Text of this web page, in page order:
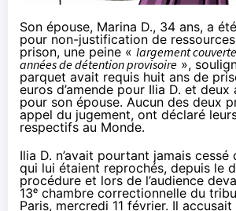
Son épouse, Marina D., 34 ans, a
pour non-justification de
prison, une peine « largement
années de détention provisoire »,
parquet avait requis huit ans de
euros d’amende pour Ilia D. et
pour son épouse. Aucun des deux
appel du jugement, ont déclaré
respectifs au Monde.
Ilia D. n’avait pourtant jamais
qui lui étaient reprochés, depuis le
procédure et lors de l’audience
13ᵉ chambre correctionnelle du
Paris, mercredi 11 février. Il